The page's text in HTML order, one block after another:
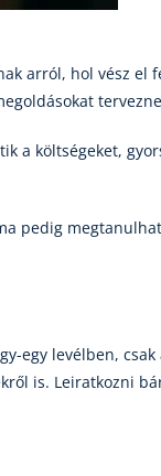
arról, hol vész el
a költségeket,
pedig
egy levélben,
is. Leiratkozni